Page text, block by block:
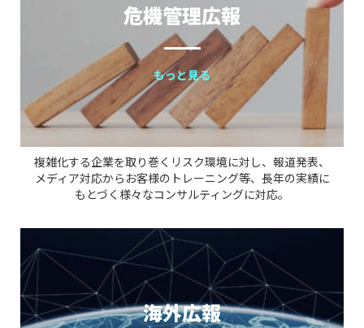
危機管理広報
もっと見る
複雑化する企業を取り巻くリスク環境に対し、報道発表、
メディア対応からお客様のトレーニング等、長年の実績に
もとづく様々なコンサルティングに対応。
海外広報